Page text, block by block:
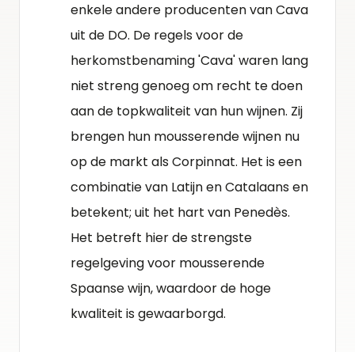
enkele andere producenten van Cava
uit de DO. De regels voor de
herkomstbenaming 'Cava' waren lang
niet streng genoeg om recht te doen
aan de topkwaliteit van hun wijnen. Zij
brengen hun mousserende wijnen nu
op de markt als Corpinnat. Het is een
combinatie van Latijn en Catalaans en
betekent; uit het hart van Penedès.
Het betreft hier de strengste
regelgeving voor mousserende
Spaanse wijn, waardoor de hoge
kwaliteit is gewaarborgd.